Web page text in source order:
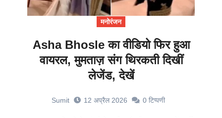
मनोरंजन
Asha Bhosle का वीडियो फिर हुआ
वायरल, मुमताज़ संग थिरकती दिखीं
लेजेंड, देखें
Sumit 12 अप्रैल 2026 0 टिप्पणी